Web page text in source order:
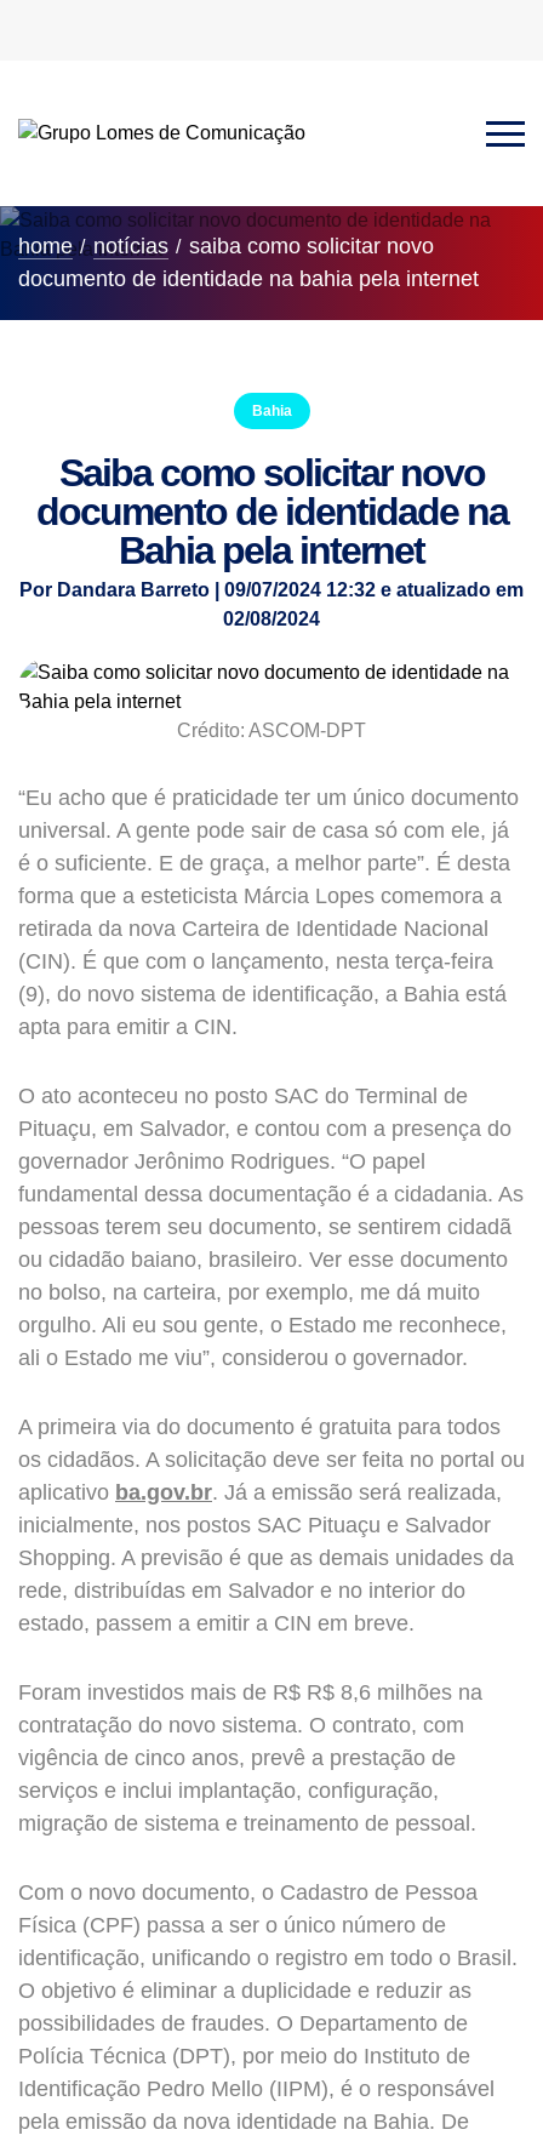
home notícias
saiba como solicitar novo
documento de identidade na bahia pela internet
Bahia
Saiba como solicitar novo
documento de identidade na
Bahia pela internet
Por Dandara Barreto | 09/07/2024 12:32 e atualizado em
02/08/2024
Crédito: ASCOM-DPT
“Eu acho que é praticidade ter um único documento
universal. A gente pode sair de casa só com ele, já
é o suficiente. E de graça, a melhor parte”. É desta
forma que a esteticista Márcia Lopes comemora a
retirada da nova Carteira de Identidade Nacional
(CIN). É que com o lançamento, nesta terça-feira
(9), do novo sistema de identificação, a Bahia está
apta para emitir a CIN.
O ato aconteceu no posto SAC do Terminal de
Pituaçu, em Salvador, e contou com a presença do
governador Jerônimo Rodrigues. “O papel
fundamental dessa documentação é a cidadania. As
pessoas terem seu documento, se sentirem cidadã
ou cidadão baiano, brasileiro. Ver esse documento
no bolso, na carteira, por exemplo, me dá muito
orgulho. Ali eu sou gente, o Estado me reconhece,
ali o Estado me viu”, considerou o governador.
A primeira via do documento é gratuita para todos
os cidadãos. A solicitação deve ser feita no portal ou
aplicativo ba.gov.br. Já a emissão será realizada,
inicialmente, nos postos SAC Pituaçu e Salvador
Shopping. A previsão é que as demais unidades da
rede, distribuídas em Salvador e no interior do
estado, passem a emitir a CIN em breve.
Foram investidos mais de R$ R$ 8,6 milhões na
contratação do novo sistema. O contrato, com
vigência de cinco anos, prevê a prestação de
serviços e inclui implantação, configuração,
migração de sistema e treinamento de pessoal.
Com o novo documento, o Cadastro de Pessoa
Física (CPF) passa a ser o único número de
identificação, unificando o registro em todo o Brasil.
O objetivo é eliminar a duplicidade e reduzir as
possibilidades de fraudes. O Departamento de
Polícia Técnica (DPT), por meio do Instituto de
Identificação Pedro Mello (IIPM), é o responsável
pela emissão da nova identidade na Bahia. De